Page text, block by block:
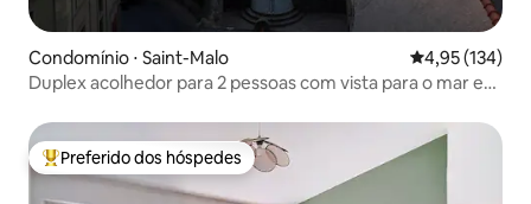
Condomínio ⋅ Saint-Malo 4,95 de uma
4,95 (134)
Duplex acolhedor para 2 pessoas com vista para o mar em
Entre os melhores preferidos dos hóspedes
Preferido dos hóspedes